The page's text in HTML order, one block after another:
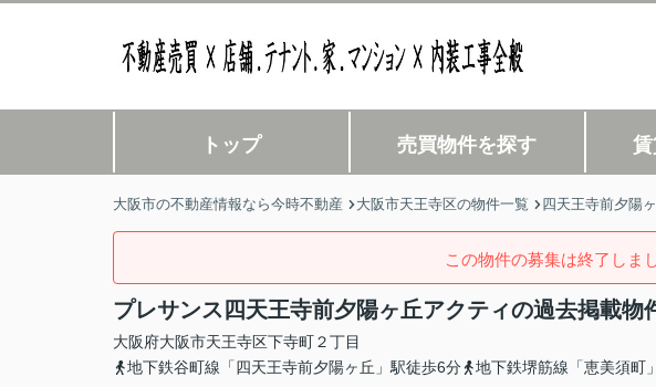
トップ 売買物件を探す
大阪市の不動産情報なら今時不動産 大阪市天王寺区の物件一覧 四天王寺前夕陽
この物件の募集は終了しまし
プレサンス四天王寺前夕陽ヶ丘アクティの過去掲載物
大阪府大阪市天王寺区下寺町２丁目
地下鉄谷町線「四天王寺前夕陽ヶ丘」駅徒歩6分
地下鉄堺筋線「恵美須町